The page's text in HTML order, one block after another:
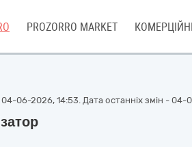
PROZORRO MARKET
06-2026, 14:53. Дата останніх змін - 04-